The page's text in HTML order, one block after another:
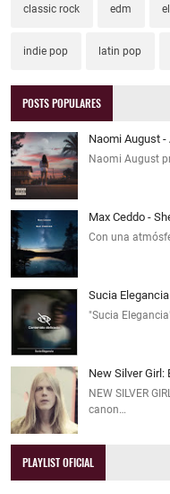
classic rock edm
indie pop latin pop
POSTS POPULARES
Naomi August
Naomi August
Max Ceddo -
Con una
Sucia
"Sucia
New Silver Girl:
NEW SILVER
canon…
PLAYLIST OFICIAL